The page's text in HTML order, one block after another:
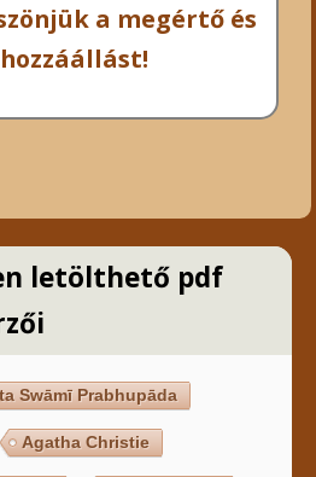
a megértő és
letölthető pdf
Swāmī Prabhupāda
Agatha Christie